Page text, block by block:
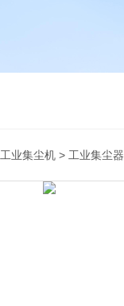
工业集尘机 > 工业集尘器